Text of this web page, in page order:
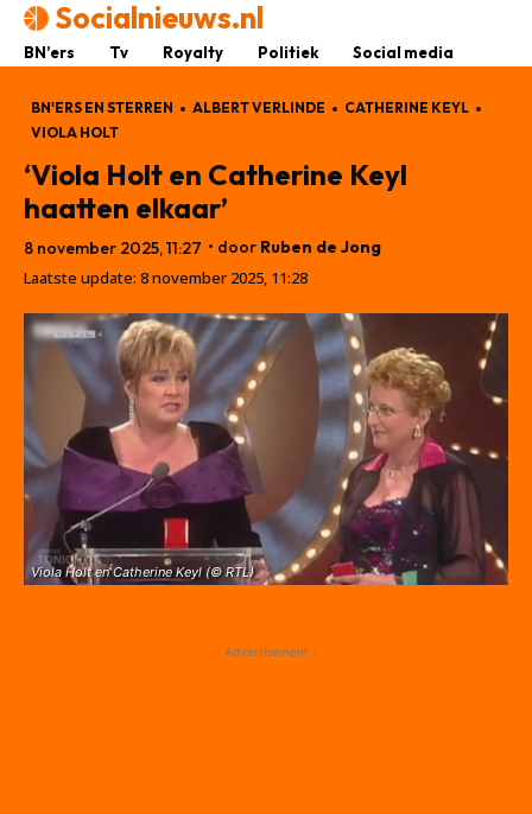
Socialnieuws.nl
BN’ers Tv Royalty Politiek Social media
BN'ERS EN STERREN ALBERT VERLINDE
CATHERINE KEYL
VIOLA HOLT
‘Viola Holt en Catherine Keyl
haatten elkaar’
8 november 2025, 11:27 • door Ruben de Jong
Laatste update: 8 november 2025, 11:28
Viola Holt en Catherine Keyl (© RTL)
- Advertisement -